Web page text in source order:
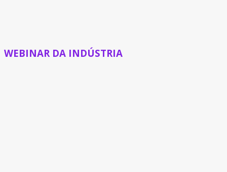
WEBINAR DA INDÚSTRIA